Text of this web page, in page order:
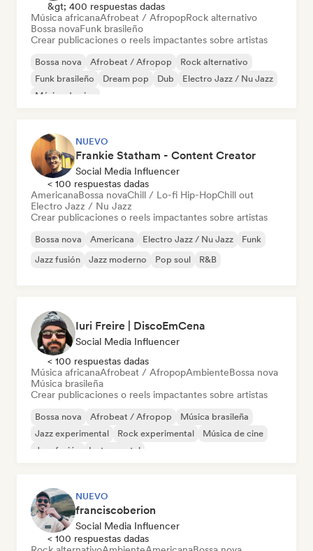
&gt; 400 respuestas dadas
Música africanaAfrobeat / AfropopRock alternativo
Bossa novaFunk brasileño
Crear publicaciones o reels impactantes sobre artistas
Bossa nova Afrobeat / Afropop
Rock alternativo
Funk brasileño
Dream pop Dub
Electro Jazz / Nu Jazz
Música de cine
NUEVO
Frankie Statham - Content Creator
Social Media Influencer
< 100 respuestas dadas
AmericanaBossa novaChill / Lo-fi Hip-HopChill out
Electro Jazz / Nu Jazz
Crear publicaciones o reels impactantes sobre artistas
Bossa nova Americana Electro Jazz / Nu Jazz
Funk
Jazz fusión
Jazz moderno Pop soul R&B
Iuri Freire | DiscoEmCena
Social Media Influencer
< 100 respuestas dadas
Música africanaAfrobeat / AfropopAmbienteBossa nova
Música brasileña
Crear publicaciones o reels impactantes sobre artistas
Bossa nova Afrobeat / Afropop
Música brasileña
Jazz experimental
Rock experimental
Música de cine
Jazz fusión
Instrumental
NUEVO
franciscoberion
Social Media Influencer
< 100 respuestas dadas